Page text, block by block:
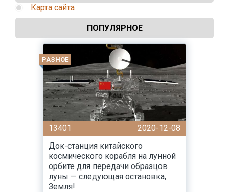
Карта сайта
ПОПУЛЯРНОЕ
РАЗНОЕ
13401
2020-12-08
Док-станция китайского
космического корабля на лунной
орбите для передачи образцов
луны — следующая остановка,
Земля!